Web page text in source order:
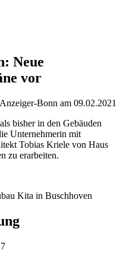
Neue
vor
Bonn am 09.02.2021
bisher in den Gebäuden
Unternehmerin mit
Tobias Kriele von Haus
zu erarbeiten.
Kita in Buschhoven